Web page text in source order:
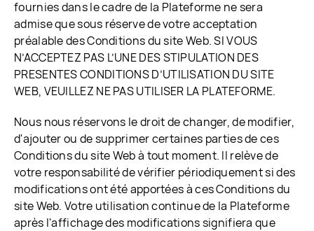
fournies dans le cadre de la Plateforme ne sera
admise que sous réserve de votre acceptation
préalable des Conditions du site Web. SI VOUS
N’ACCEPTEZ PAS L’UNE DES STIPULATION DES
PRESENTES CONDITIONS D’UTILISATION DU SITE
WEB, VEUILLEZ NE PAS UTILISER LA PLATEFORME.
Nous nous réservons le droit de changer, de modifier,
d'ajouter ou de supprimer certaines parties de ces
Conditions du site Web à tout moment. Il relève de
votre responsabilité de vérifier périodiquement si des
modifications ont été apportées à ces Conditions du
site Web. Votre utilisation continue de la Plateforme
après l'affichage des modifications signifiera que